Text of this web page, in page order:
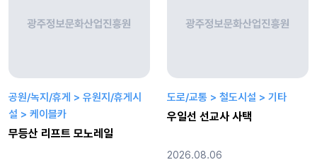
공원/녹지/휴게 > 유원지/휴게시
설 > 케이블카
무등산 리프트 모노레일
도로/교통 > 철도시설 > 기타
우일선 선교사 사택
2026.08.06